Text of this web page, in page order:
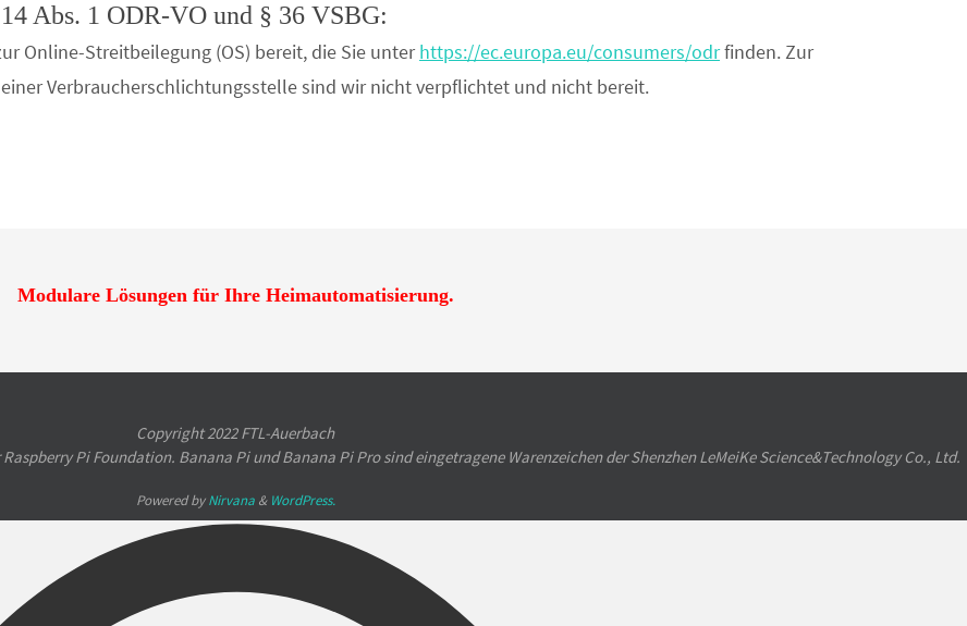
Abs. 1 ODR-VO und § 36 VSBG:
Online-Streitbeilegung (OS) bereit, die Sie unterhttps://ec.europa.eu/consumers/odrfinden. Zur
Verbraucherschlichtungsstelle sind wir nicht verpflichtet und nicht bereit.
Modulare Lösungen für Ihre Heimautomatisierung.
Copyright 2022 FTL-Auerbach
Pi Foundation. Banana Pi und Banana Pi Pro sind eingetragene Warenzeichen der Shenzhen LeMeiKe Science&Technology Co., Ltd.
Powered byNirvana& WordPress.